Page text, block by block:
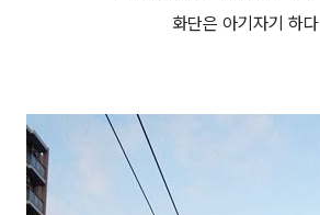
화단은 아기자기 하다